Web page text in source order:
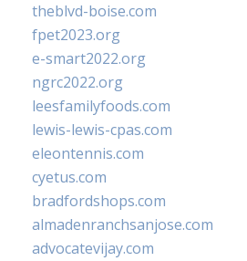
theblvd-boise.com
fpet2023.org
e-smart2022.org
ngrc2022.org
leesfamilyfoods.com
lewis-lewis-cpas.com
eleontennis.com
cyetus.com
bradfordshops.com
almadenranchsanjose.com
advocatevijay.com